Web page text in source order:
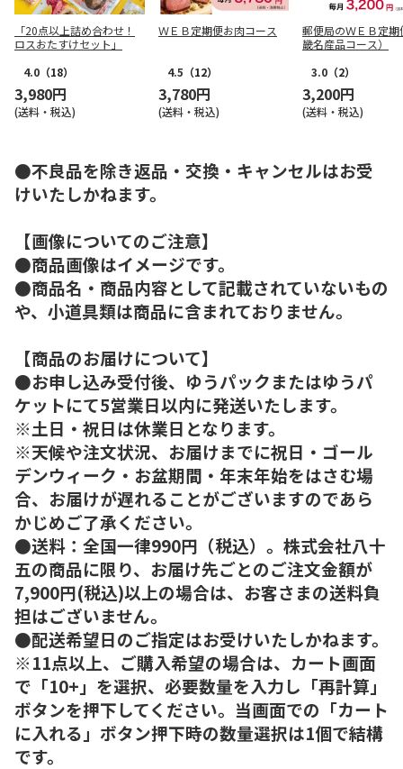
「20点以上詰め合わせ！
ロスおたすけセット」
4.0 （18）
3,980円
(送料・税込)
ＷＥＢ定期便お肉コース
4.5 （12）
3,780円
(送料・税込)
郵便局のＷＥＢ定期
畿名産品コース）
3.0 （2）
3,200円
(送料・税込)
●不良品を除き返品・交換・キャンセルはお受
けいたしかねます。
【画像についてのご注意】
●商品画像はイメージです。
●商品名・商品内容として記載されていないもの
や、小道具類は商品に含まれておりません。
【商品のお届けについて】
●お申し込み受付後、ゆうパックまたはゆうパ
ケットにて5営業日以内に発送いたします。
※土日・祝日は休業日となります。
※天候や注文状況、お届けまでに祝日・ゴール
デンウィーク・お盆期間・年末年始をはさむ場
合、お届けが遅れることがございますのであら
かじめご了承ください。
●送料：全国一律990円（税込）。株式会社八十
五の商品に限り、お届け先ごとのご注文金額が
7,900円(税込)以上の場合は、お客さまの送料負
担はございません。
●配送希望日のご指定はお受けいたしかねます。
※11点以上、ご購入希望の場合は、カート画面
で「10+」を選択、必要数量を入力し「再計算」
ボタンを押下してください。当画面での「カート
に入れる」ボタン押下時の数量選択は1個で結構
です。